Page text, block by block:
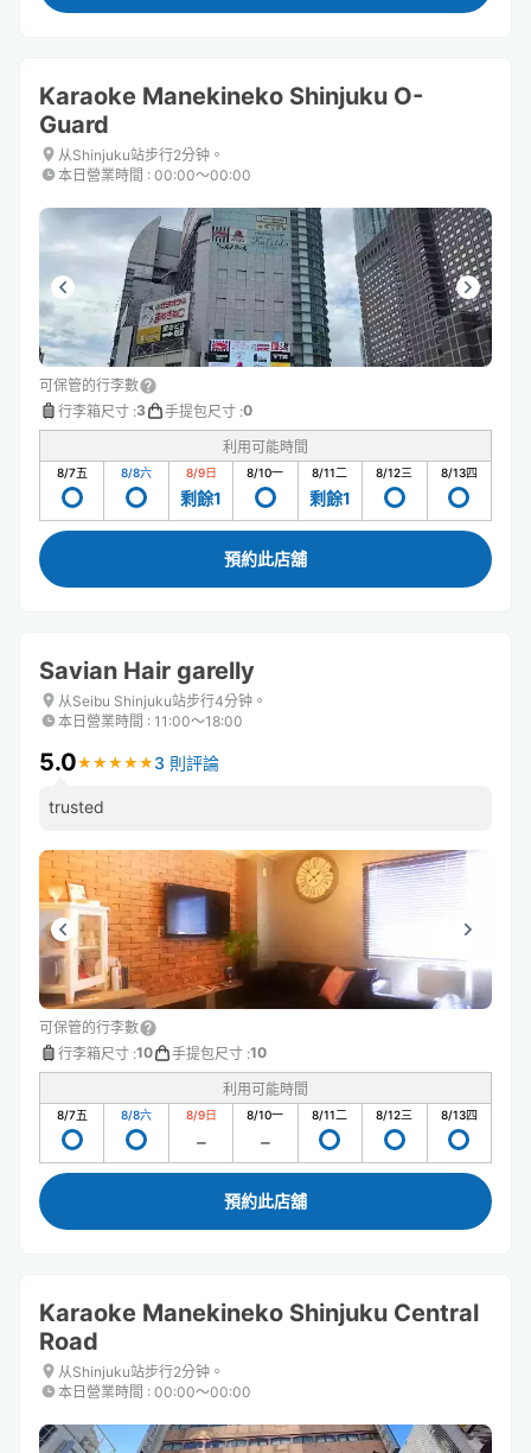
Karaoke Manekineko Shinjuku O-
Guard
从Shinjuku站步行2分钟。
本日營業時間 : 00:00〜00:00
可保管的行李數
行李箱尺寸 :3 手提包尺寸 :0
利用可能時間
8/7五 8/8六 8/9日
剩餘1
8/10一 8/11二
剩餘1
8/12三 8/13四
預約此店舖
Savian Hair garelly
从Seibu Shinjuku站步行4分钟。
本日營業時間 : 11:00〜18:00
5.0★ ★ ★ ★ ★
★ ★ ★ ★ ★ 3 則評論
trusted
可保管的行李數
行李箱尺寸 :10 手提包尺寸 :10
利用可能時間
8/7五 8/8六 8/9日 8/10一 8/11二 8/12三 8/13四
預約此店舖
Karaoke Manekineko Shinjuku Central
Road
从Shinjuku站步行2分钟。
本日營業時間 : 00:00〜00:00